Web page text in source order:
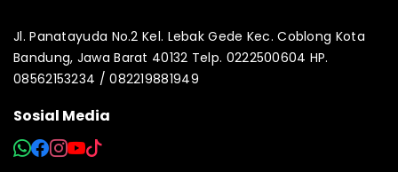
Jl. Panatayuda No.2 Kel. Lebak Gede Kec. Coblong Kota
Bandung, Jawa Barat 40132 Telp. 0222500604 HP.
08562153234 / 082219881949
Sosial Media